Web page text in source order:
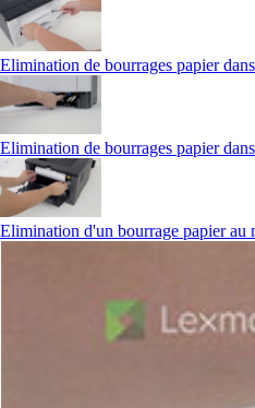
Elimination de bourrages papier
Elimination de bourrages papier
Elimination d'un bourrage papier au